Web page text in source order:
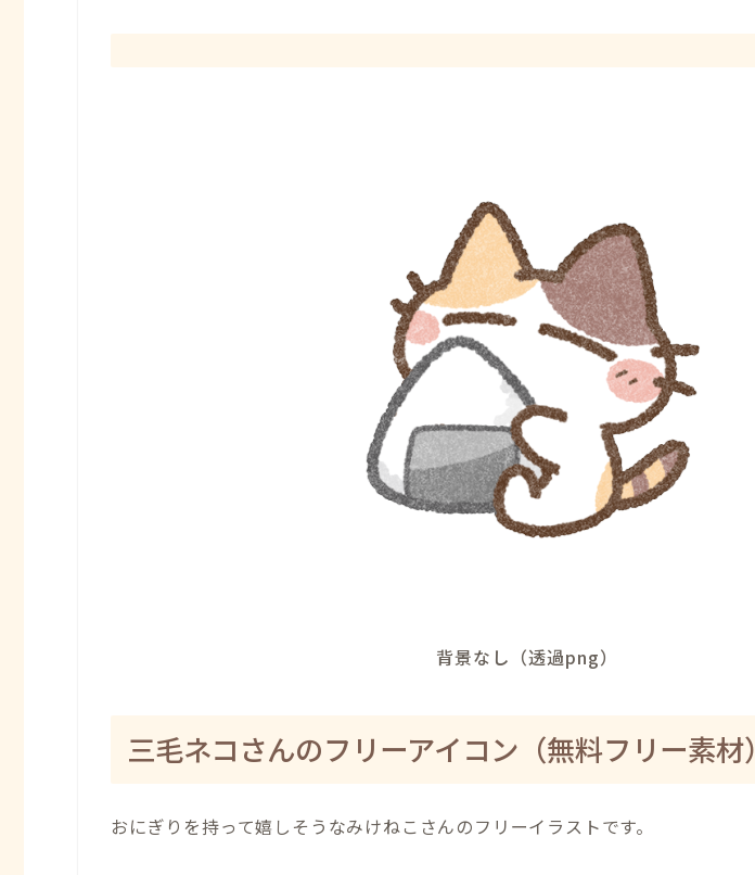
背景なし（透過png）
三毛ネコさんのフリーアイコン（無料フリー素材）
おにぎりを持って嬉しそうなみけねこさんのフリーイラストです。